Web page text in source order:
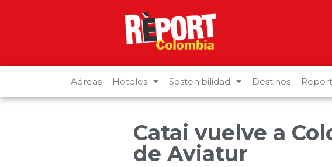
Aéreas Hoteles Sostenibilidad Destinos
Catai vuelve a
de Aviatur